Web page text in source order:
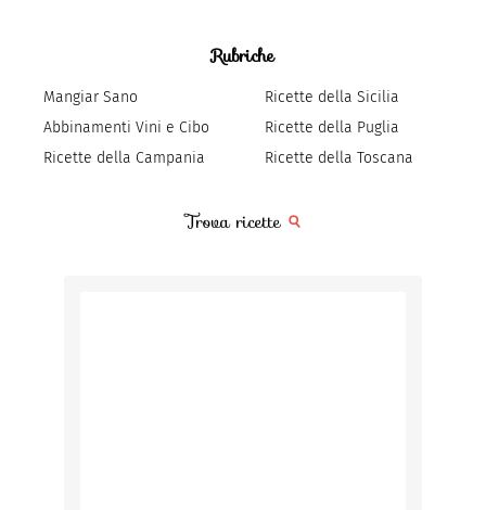
Rubriche
Mangiar Sano
Abbinamenti Vini e Cibo
Ricette della Campania
Ricette della Sicilia
Ricette della Puglia
Ricette della Toscana
Trova ricette